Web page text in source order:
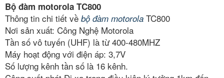
Bộ đàm motorola TC800
Thông tin chi tiết về bộ đàm motorola TC800
Nơi sản xuất: Công Nghệ Motorola
Tần số vô tuyến (UHF) là từ 400-480MHZ
Máy hoạt động với điện áp: 3,7V
Số lượng kênh tần số là 16 kênh.